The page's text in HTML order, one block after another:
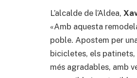
L’alcalde de l’Aldea,
«Amb aquesta
poble. Apostem per
bicicletes, els patinets,
més agradables, amb